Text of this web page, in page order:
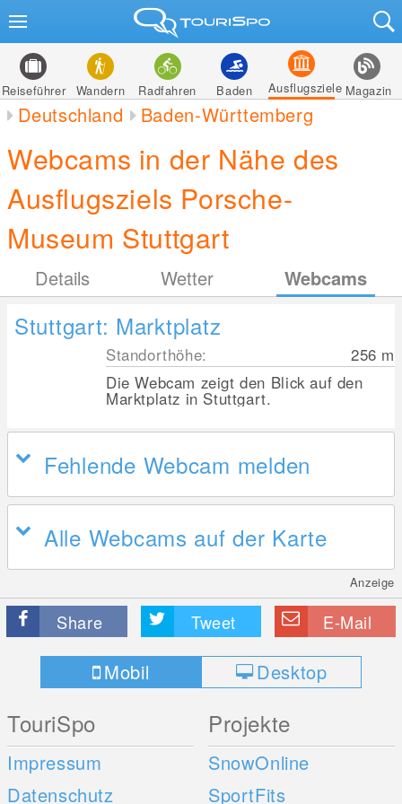
Reiseführer Wandern Radfahren Baden Ausflugsziele Magazin
Deutschland Baden-Württemberg
Webcams in der Nähe des
Ausflugsziels Porsche-
Museum Stuttgart
Details Wetter Webcams
Stuttgart: Marktplatz
Standorthöhe: 256 m
Die Webcam zeigt den Blick auf den
Marktplatz in Stuttgart.
Fehlende Webcam melden
Alle Webcams auf der Karte
Anzeige
Share Tweet E-Mail
Mobil Desktop
TouriSpo
Impressum
Datenschutz
Projekte
SnowOnline
SportFits